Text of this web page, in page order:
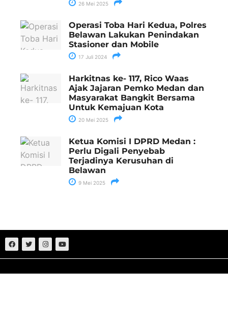
26 Mei 2025
Operasi Toba Hari Kedua, Polres
Belawan Lakukan Penindakan
Stasioner dan Mobile
17 Juli 2024
Harkitnas ke- 117, Rico Waas
Ajak Jajaran Pemko Medan dan
Masyarakat Bangkit Bersama
Untuk Kemajuan Kota
20 Mei 2025
Ketua Komisi I DPRD Medan :
Perlu Digali Penyebab
Terjadinya Kerusuhan di
Belawan
9 Mei 2025